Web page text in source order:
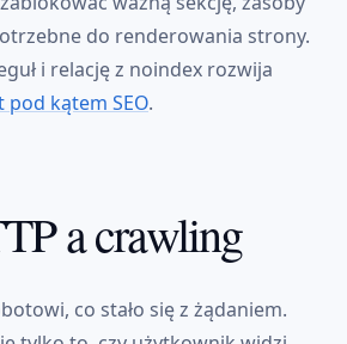
do renderowania strony.
i relację z noindex rozwija
kątem SEO.
a crawling
co stało się z żądaniem.